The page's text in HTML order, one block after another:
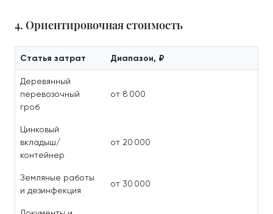
4. Ориентировочная стоимость
Статья затрат Диапазон, ₽
Деревянный
перевозочный
гроб
от 8 000
Цинковый
вкладыш/
контейнер
от 20 000
Земляные работы
и дезинфекция
от 30 000